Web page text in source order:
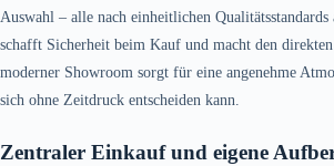
Auswahl – alle nach einheitlichen Qualitätsstandards
schafft Sicherheit beim Kauf und macht den
moderner Showroom sorgt für eine angenehme
sich ohne Zeitdruck entscheiden kann.
Zentraler Einkauf und eigene